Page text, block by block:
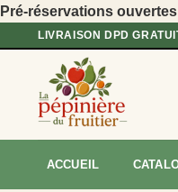
Pré-réservations ouvertes
Passer
contenu
LIVRAISON DPD
ACCUEIL